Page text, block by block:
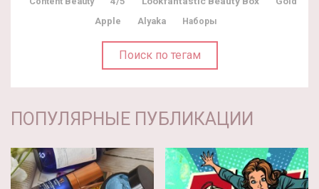
Apple
Alyaka Наборы
Поиск по тегам
ПОПУЛЯРНЫЕ ПУБЛИКАЦИИ